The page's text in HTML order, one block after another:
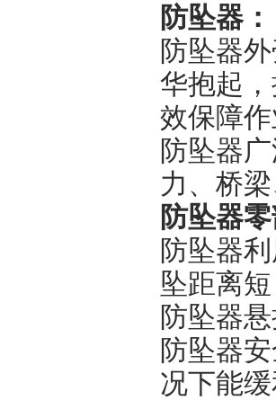
防坠器：
防坠器
华抱起
效保障
防坠器
力、桥
防坠器
防坠器
坠距离
防坠器
防坠器
况下能